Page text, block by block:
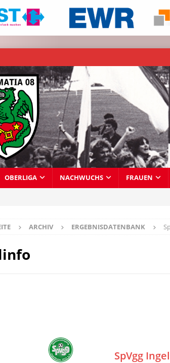
OBERLIGA NACHWUCHS FRAUEN
ARCHIV ERGEBNISDATENBANK
SpVgg